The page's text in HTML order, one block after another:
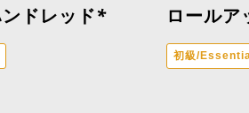
ドレッド* ロールア
初級/